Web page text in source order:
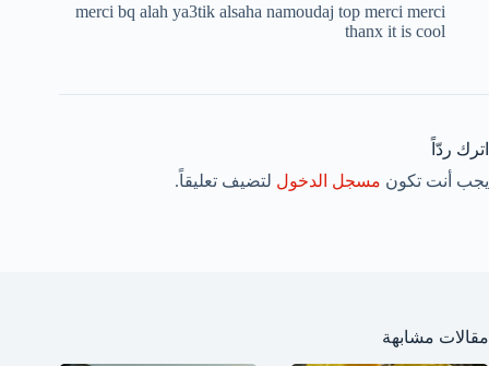
merci bq alah ya3tik alsaha namoudaj top merci merci
thanx it is cool
اترك ردّاً
يجب أنت تكون مسجل الدخول لتضيف تعليقاً.
مقالات مشابهة